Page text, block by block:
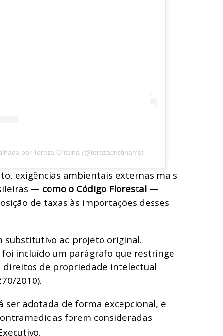
por Tereza Cristina (@terezacristinams)
exigências ambientais externas mais
— como o Código Florestal —
de taxas às importações desses
substitutivo ao projeto original.
incluído um parágrafo que restringe
direitos de propriedade intelectual
2010).
ser adotada de forma excepcional, e
forem consideradas